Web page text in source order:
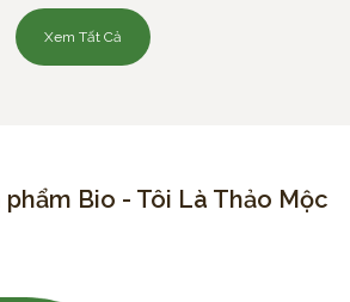
Xem Tất Cả
phẩm Bio - Tôi Là Thảo Mộc